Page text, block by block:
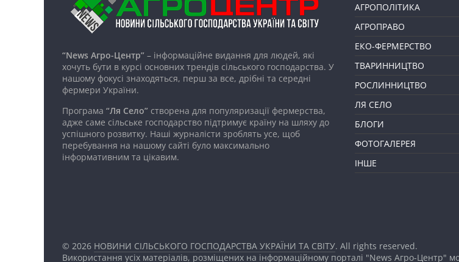
“News Агро-Центр” – інформаційне видання для людей, які
хочуть бути в курсі основних трендів сільського господарства. У
нашому фокусі знаходяться, перш за все, дрібні та середні
фермери України.
Програма “Ля Село” створена для популяризації фермерства,
адже саме сільське господарство підтримує країну на шляху до
успішного розвитку. Наші журналісти зроблять усе, щоб
перебування на нашому сайті було максимально
інформативним та цікавим.
АГРОПОЛІТИКА
АГРОПРАВО
ЕКО-ФЕРМЕРСТВО
ТВАРИННИЦТВО
РОСЛИННИЦТВО
ЛЯ СЕЛО
БЛОГИ
ФОТОГАЛЕРЕЯ
ІНШЕ
© 2026 НОВИНИ СІЛЬСЬКОГО ГОСПОДАРСТВА УКРАЇНИ ТА СВІТУ. All rights reserved.
Використання усіх матеріалів, розміщених на інформаційному порталі "News Агро-Центр"